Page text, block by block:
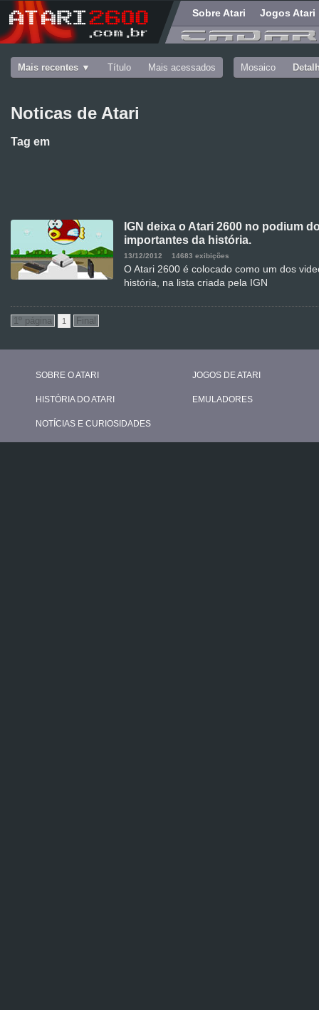
Sobre Atari Jogos Atari
Mais recentes Título Mais acessados Mosaico
Noticas de Atari
Tag em
IGN deixa o Atari 2600 no podium
importantes da história.
13/12/2012 14683 exibições
O Atari 2600 é colocado como um dos
história, na lista criada pela IGN
1
SOBRE O ATARI
HISTÓRIA DO ATARI
NOTÍCIAS E CURIOSIDADES
JOGOS DE ATARI
EMULADORES